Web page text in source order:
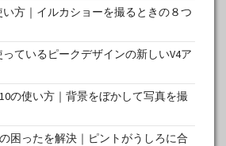
い方｜イルカショーを撮るときの８つ
っているピークデザインの新しいV4ア
の使い方｜背景をぼかして写真を撮
の困ったを解決｜ピントがうしろに合